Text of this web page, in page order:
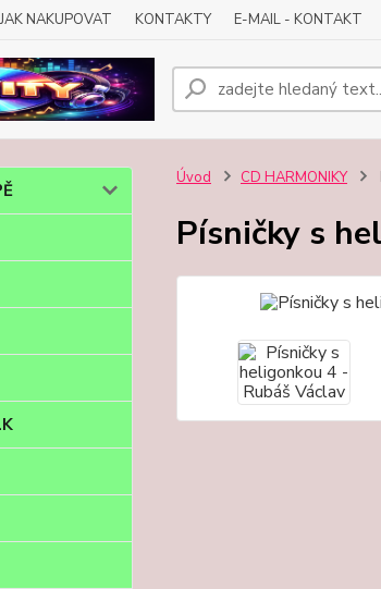
JAK NAKUPOVAT KONTAKTY E-MAIL - KONTAKT
Úvod CD HARMONIKY
Písničky s